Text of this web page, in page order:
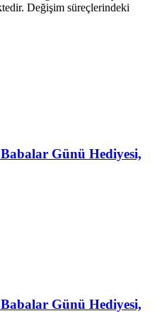
Değişim süreçlerindeki
Günü Hediyesi,
Günü Hediyesi,